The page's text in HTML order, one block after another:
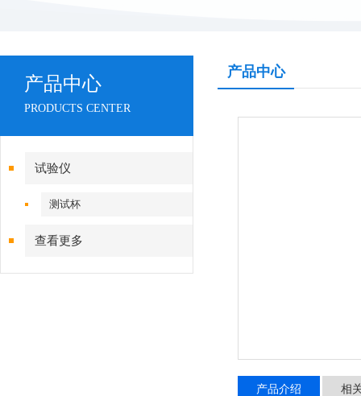
产品中心
PRODUCTS CENTER
试验仪
测试杯
查看更多
产品中心
产品介绍 相